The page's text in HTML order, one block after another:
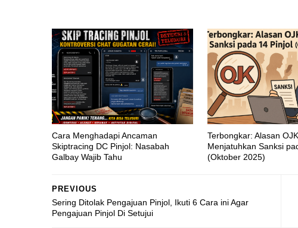
Cara Menghadapi Ancaman
Skiptracing DC Pinjol: Nasabah
Galbay Wajib Tahu
Terbongkar: Alasan OJK
Menjatuhkan Sanksi
(Oktober 2025)
PREVIOUS
Sering Ditolak Pengajuan Pinjol, Ikuti 6 Cara ini Agar
Pengajuan Pinjol Di Setujui